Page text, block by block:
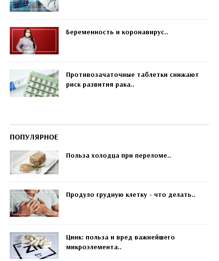
Беременность и коронавирус..
Противозачаточные таблетки снижают
риск развития рака..
ПОПУЛЯРНОЕ
Польза холодца при переломе..
Продуло грудную клетку - что делать..
Цинк: польза и вред важнейшего
микроэлемента..